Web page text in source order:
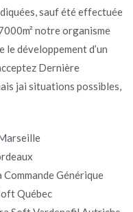
sauf été effectuée
notre organisme
le développement d’un
Dernière
jai situations possibles,
Générique
Québec